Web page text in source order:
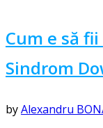
Cum e să
Sindrom
byAlexandru